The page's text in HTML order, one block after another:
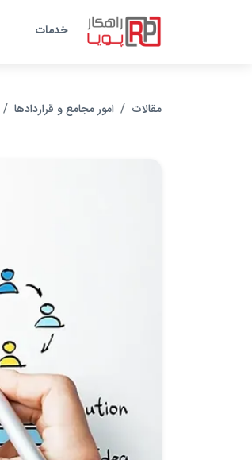
خدمات
مقالات امور مجامع و قراردادها